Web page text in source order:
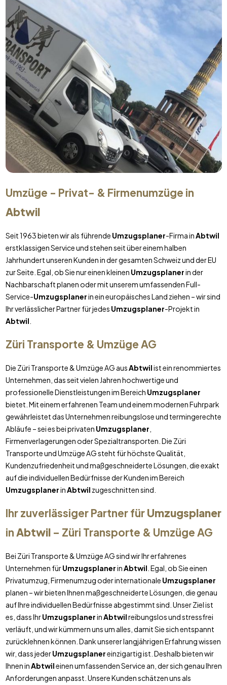
Umzüge - Privat- & Firmenumzüge in
Abtwil
Seit 1963 bieten wir als führende Umzugsplaner-Firma inAbtwil
erstklassigen Service und stehen seit über einem halben
Jahrhundert unseren Kunden in der gesamten Schweiz und der EU
zur Seite. Egal, ob Sie nur einen kleinen Umzugsplanerin der
Nachbarschaft planen oder mit unserem umfassenden Full-
Service-Umzugsplanerin ein europäisches Land ziehen – wir sind
Ihr verlässlicher Partner für jedes Umzugsplaner-Projekt in
Abtwil
Züri Transporte & Umzüge AG
Die Züri Transporte & Umzüge AG ausAbtwilist ein renommiertes
Unternehmen, das seit vielen Jahren hochwertige und
professionelle Dienstleistungen im Bereich Umzugsplaner
bietet. Mit einem erfahrenen Team und einem modernen Fuhrpark
gewährleistet das Unternehmen reibungslose und termingerechte
Abläufe – sei es bei privaten Umzugsplaner
Firmenverlagerungen oder Spezialtransporten. Die Züri
Transporte und Umzüge AG steht für höchste Qualität,
Kundenzufriedenheit und maßgeschneiderte Lösungen, die exakt
auf die individuellen Bedürfnisse der Kunden im Bereich
UmzugsplanerinAbtwil zugeschnitten sind.
Ihr zuverlässiger Partner fürUmzugsplaner
inAbtwil– Züri Transporte & Umzüge AG
Bei Züri Transporte & Umzüge AG sind wir Ihr erfahrenes
Unternehmen fürUmzugsplanerinAbtwil . Egal, ob Sie einen
Privatumzug, Firmenumzug oder internationale Umzugsplaner
planen – wir bieten Ihnen maßgeschneiderte Lösungen, die genau
auf Ihre individuellen Bedürfnisse abgestimmt sind. Unser Ziel ist
es, dass IhrUmzugsplanerinAbtwilreibungslos und stressfrei
verläuft, und wir kümmern uns um alles, damit Sie sich entspannt
zurücklehnen können. Dank unserer langjährigen Erfahrung wissen
wir, dass jederUmzugsplanereinzigartig ist. Deshalb bieten wir
Ihnen inAbtwileinen umfassenden Service an, der sich genau Ihren
Anforderungen anpasst. Unsere Kunden schätzen uns als